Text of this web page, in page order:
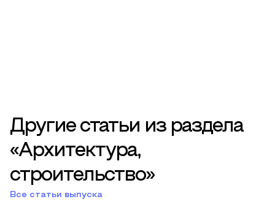
Другие статьи из раздела
«Архитектура,
строительство»
Все статьи выпуска